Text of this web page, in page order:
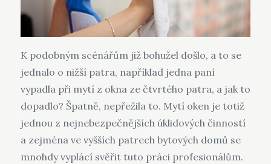
K podobným scénářům již bohužel došlo, a to se
jednalo o nižší patra, například jedna paní
vypadla při mytí z okna ze čtvrtého patra, a jak to
dopadlo? Špatně, nepřežila to. Mytí oken je totiž
jednou z nejnebezpečnějších úklidových činností
a zejména ve vyšších patrech bytových domů se
mnohdy vyplácí svěřit tuto práci profesionálům.